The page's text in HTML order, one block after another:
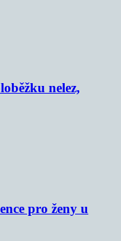
nelez,
pro ženy u